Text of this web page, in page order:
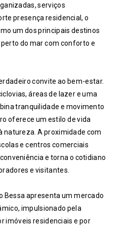
serviços
presença residencial, o
um dos principais destinos
do mar com conforto e
convite ao bem-estar.
áreas de lazer e uma
tranquilidade e movimento
oferece um estilo de vida
natureza. A proximidade com
e centros comerciais
e torna o cotidiano
e visitantes.
Bessa apresenta um mercado
impulsionado pela
imóveis residenciais e por